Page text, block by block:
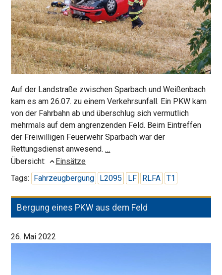
Auf der Landstraße zwischen Sparbach und Weißenbach
kam es am 26.07. zu einem Verkehrsunfall. Ein PKW kam
von der Fahrbahn ab und überschlug sich vermutlich
mehrmals auf dem angrenzenden Feld. Beim Eintreffen
der Freiwilligen Feuerwehr Sparbach war der
Rettungsdienst anwesend. …
Landstraße
fordert
Verletzte
Übersicht:
Einsätze
Tags: Fahrzeugbergung L2095 LF RLFA T1
Bergung eines PKW aus dem Feld
26. Mai 2022